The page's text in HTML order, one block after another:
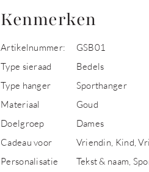
Kenmerken
Artikelnummer:
GSB01
Type sieraad
Bedels
Type hanger
Sporthanger
Materiaal
Goud
Doelgroep
Dames
Cadeau voor
Vriendin, Kind,
Personalisatie
Tekst & naam,